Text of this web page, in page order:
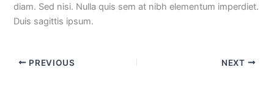
diam. Sed nisi. Nulla quis sem at nibh elementum imperdiet.
Duis sagittis ipsum.
PREVIOUS NEXT